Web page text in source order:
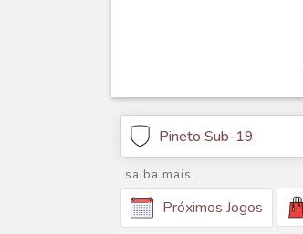
Pineto Sub-19
saiba mais:
Próximos Jogos